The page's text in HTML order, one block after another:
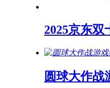
2025京东双
圆球大作战